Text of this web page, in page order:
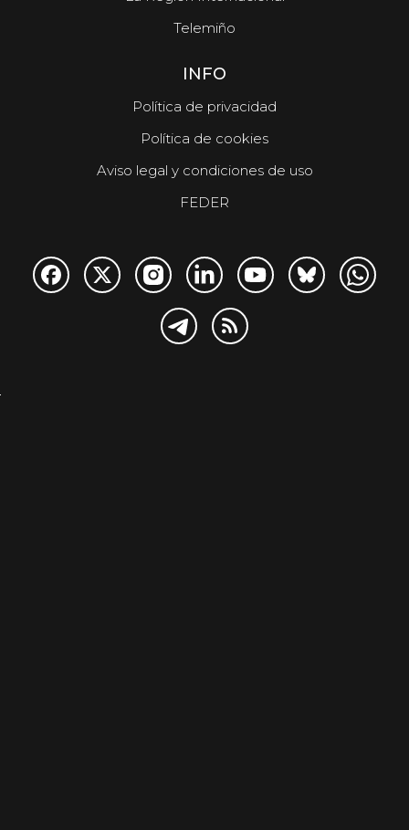
Telemiño
INFO
Política de privacidad
Política de cookies
Aviso legal y condiciones de uso
FEDER